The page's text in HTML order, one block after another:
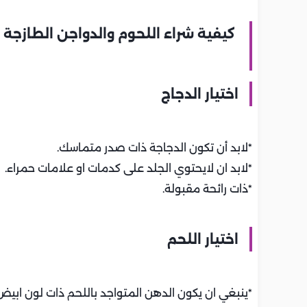
كيفية شراء اللحوم والدواجن الطازجة
اختيار الدجاج
*لابد أن تكون الدجاجة ذات صدر متماسك.
*لابد ان لايحتوي الجلد على كدمات او علامات حمراء.
*ذات رائحة مقبولة.
اختيار اللحم
*ينبغي ان يكون الدهن المتواجد باللحم ذات لون